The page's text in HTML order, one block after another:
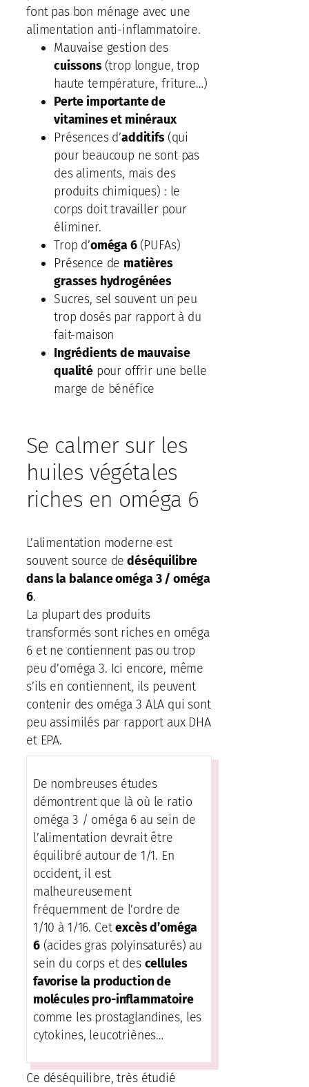
font pas bon ménage avec une
alimentation anti-inflammatoire.
Mauvaise gestion des
cuissons (trop longue, trop
haute température, friture…)
Perte importante de
vitamines et minéraux
Présences d’additifs (qui
pour beaucoup ne sont pas
des aliments, mais des
produits chimiques) : le
corps doit travailler pour
éliminer.
Trop d’oméga 6 (PUFAs)
Présence de matières
grasses hydrogénées
Sucres, sel souvent un peu
trop dosés par rapport à du
fait-maison
Ingrédients de mauvaise
qualitépour offrir une belle
marge de bénéfice
Se calmer sur les
huiles végétales
riches en oméga 6
L’alimentation moderne est
souvent source de déséquilibre
dans la balance oméga 3 / oméga
6.
La plupart des produits
transformés sont riches en oméga
6 et ne contiennent pas ou trop
peu d’oméga 3. Ici encore, même
s’ils en contiennent, ils peuvent
contenir des oméga 3 ALA qui sont
peu assimilés par rapport aux DHA
et EPA.
De nombreuses études
démontrent que là où le ratio
oméga 3 / oméga 6 au sein de
l’alimentation devrait être
équilibré autour de 1/1. En
occident, il est
malheureusement
fréquemment de l’ordre de
1/10 à 1/16. Cetexcès d’oméga
6(acides gras polyinsaturés) au
sein du corps et des cellules
favorise la production de
molécules pro-inflammatoire
comme les prostaglandines, les
cytokines, leucotriènes…
Ce déséquilibre, très étudié